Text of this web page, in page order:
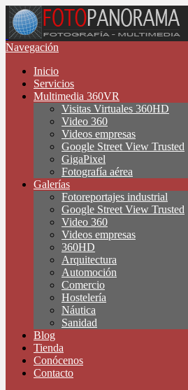
Navegación
Inicio
Servicios
Multimedia 360VR
Visitas Virtuales 360HD
Video 360
Videos empresas
Google Street View Trusted
GigaPixel
Fotografía aérea
Galerías
Fotoreportajes industrial
Google Street View Trusted
Video 360
Videos empresas
360HD
Arquitectura
Automoción
Comercio
Hostelería
Náutica
Sanidad
Blog
Tienda
Conócenos
Contacto